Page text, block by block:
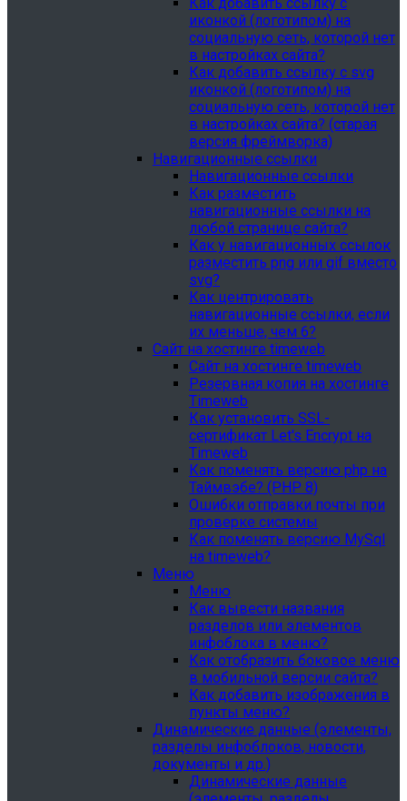
иконкой (логотипом) на
социальную сеть, которой нет
в настройках сайта?
Как добавить ссылку с svg
иконкой (логотипом) на
социальную сеть, которой нет
в настройках сайта? (старая
версия фреймворка)
Навигационные ссылки
Навигационные ссылки
Как разместить
навигационные ссылки на
любой странице сайта?
Как у навигационных ссылок
разместить png или gif вместо
svg?
Как центрировать
навигационные ссылки, если
их меньше, чем 6?
Сайт на хостинге timeweb
Сайт на хостинге timeweb
Резервная копия на хостинге
Timeweb
Как установить SSL-
сертификат Let's Encrypt на
Timeweb
Как поменять версию php на
Таймвэбе? (PHP 8)
Ошибки отправки почты при
проверке системы
Как поменять версию MySql
на timeweb?
Меню
Меню
Как вывести названия
разделов или элементов
инфоблока в меню?
Как отобразить боковое меню
в мобильной версии сайта?
Как добавить изображения в
пункты меню?
Динамические данные (элементы,
разделы инфоблоков, новости,
документы и др.)
Динамические данные